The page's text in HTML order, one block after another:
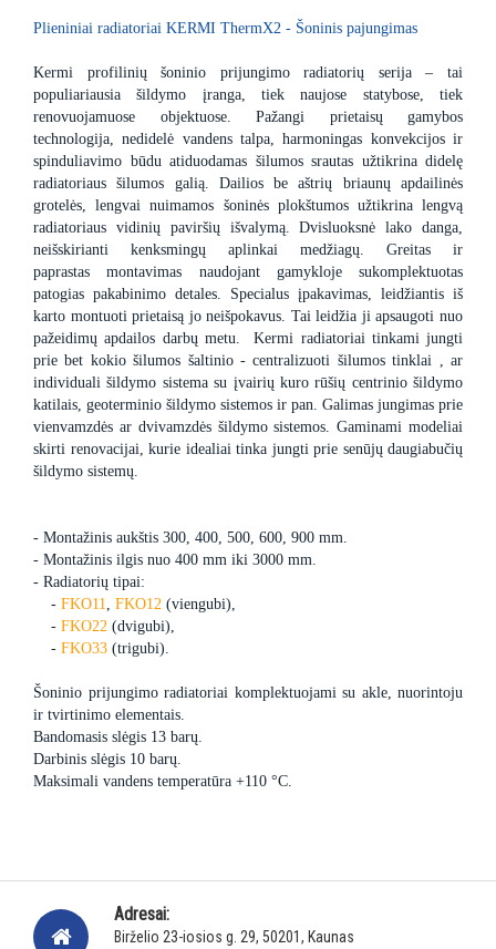
Plieniniai radiatoriai KERMI ThermX2 - Šoninis pajungimas
Kermi profilinių šoninio prijungimo radiatorių serija – tai
populiariausia šildymo įranga, tiek naujose statybose, tiek
renovuojamuose objektuose. Pažangi prietaisų gamybos
technologija, nedidelė vandens talpa, harmoningas konvekcijos ir
spinduliavimo būdu atiduodamas šilumos srautas užtikrina didelę
radiatoriaus šilumos galią. Dailios be aštrių briaunų apdailinės
grotelės, lengvai nuimamos šoninės plokštumos užtikrina lengvą
radiatoriaus vidinių paviršių išvalymą. Dvisluoksnė lako danga,
neišskirianti kenksmingų aplinkai medžiagų. Greitas ir
paprastas montavimas naudojant gamykloje sukomplektuotas
patogias pakabinimo detales. Specialus įpakavimas, leidžiantis iš
karto montuoti prietaisą jo neišpokavus. Tai leidžia ji apsaugoti nuo
pažeidimų apdailos darbų metu. Kermi radiatoriai tinkami jungti
prie bet kokio šilumos šaltinio - centralizuoti šilumos tinklai , ar
individuali šildymo sistema su įvairių kuro rūšių centrinio šildymo
katilais, geoterminio šildymo sistemos ir pan. Galimas jungimas prie
vienvamzdės ar dvivamzdės šildymo sistemos. Gaminami modeliai
skirti renovacijai, kurie idealiai tinka jungti prie senūjų daugiabučių
šildymo sistemų.
- Montažinis aukštis 300, 400, 500, 600, 900 mm.
- Montažinis ilgis nuo 400 mm iki 3000 mm.
- Radiatorių tipai:
- FKO11, FKO12 (viengubi),
- FKO22 (dvigubi),
- FKO33 (trigubi).
Šoninio prijungimo radiatoriai komplektuojami su akle, nuorintoju
ir tvirtinimo elementais.
Bandomasis slėgis 13 barų.
Darbinis slėgis 10 barų.
Maksimali vandens temperatūra +110 °C.
Adresai:
Birželio 23-iosios g. 29, 50201, Kaunas